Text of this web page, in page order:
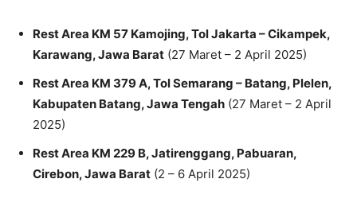
Rest Area KM 57 Kamojing, Tol Jakarta – Cikampek,
Karawang, Jawa Barat (27 Maret – 2 April 2025)
Rest Area KM 379 A, Tol Semarang – Batang, Plelen,
Kabupaten Batang, Jawa Tengah (27 Maret – 2 April
2025)
Rest Area KM 229 B, Jatirenggang, Pabuaran,
Cirebon, Jawa Barat (2 – 6 April 2025)